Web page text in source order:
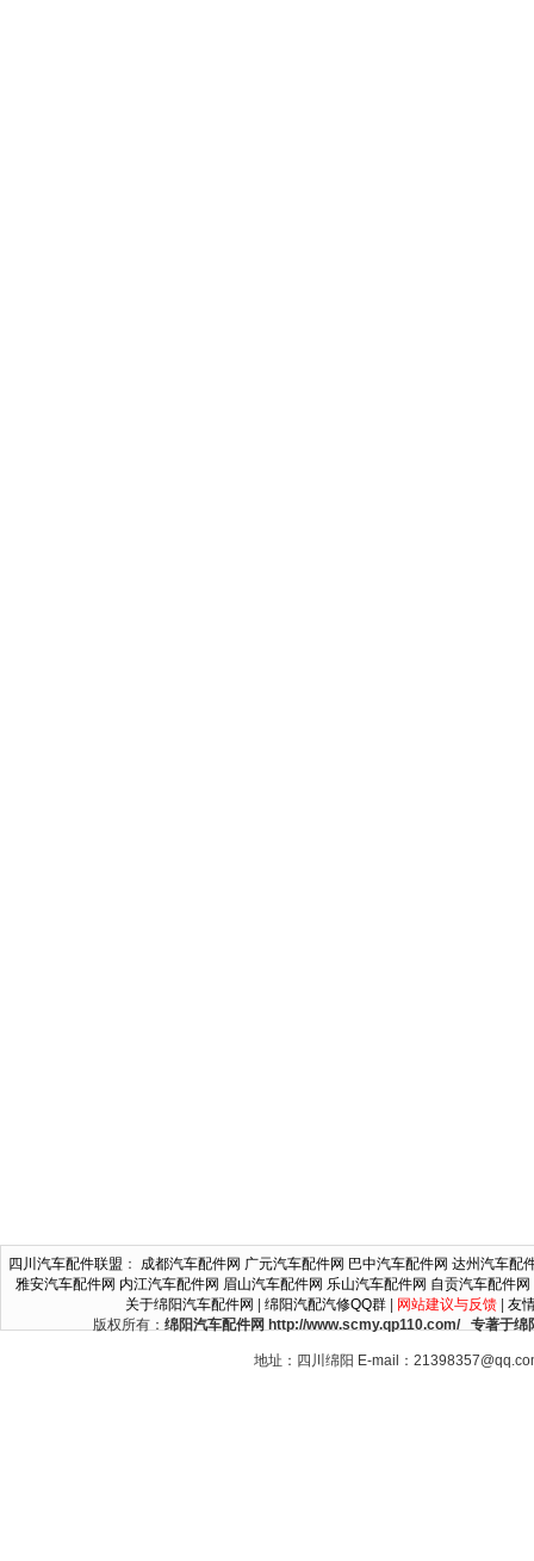
四川汽车配件联盟 ： 成都汽车配件网 广元汽车配件网 巴中汽车配件网 达州汽车配
雅安汽车配件网 内江汽车配件网 眉山汽车配件网 乐山汽车配件网 自贡汽车配件网
关于绵阳汽车配件网
绵阳汽配汽修QQ群| 网站建议与反馈| 友
版权所有： 绵阳汽车配件网 http://www.scmy.qp110.com/ 专著于绵
地址：四川绵阳 E-mail：